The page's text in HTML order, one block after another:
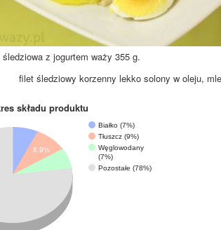
śledziowa z jogurtem waży 355 g.
filet śledziowy korzenny lekko solony w oleju,
składu produktu
Białko (7%)
Tłuszcz (9%)
Węglowodany
(7%)
Pozostałe (78%)
8.9%